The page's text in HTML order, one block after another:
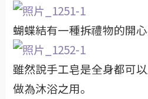
蝴蝶結有一種拆禮物的開心
雖然說手工皂是全身都可
做為沐浴之用。